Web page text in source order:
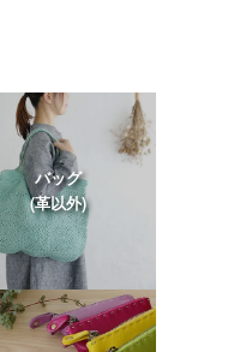
バッグ
(革以外)